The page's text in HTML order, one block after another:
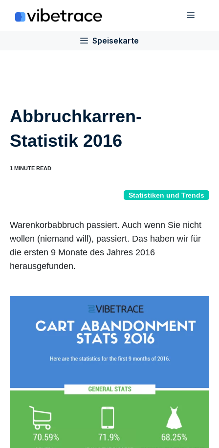
Inhalt
Speisekarte
Abbruchkarren-
Statistik 2016
Statistiken und Trends
Warenkorbabbruch passiert. Auch wenn Sie nicht
wollen (niemand will), passiert. Das haben wir für
die ersten 9 Monate des Jahres 2016
herausgefunden.